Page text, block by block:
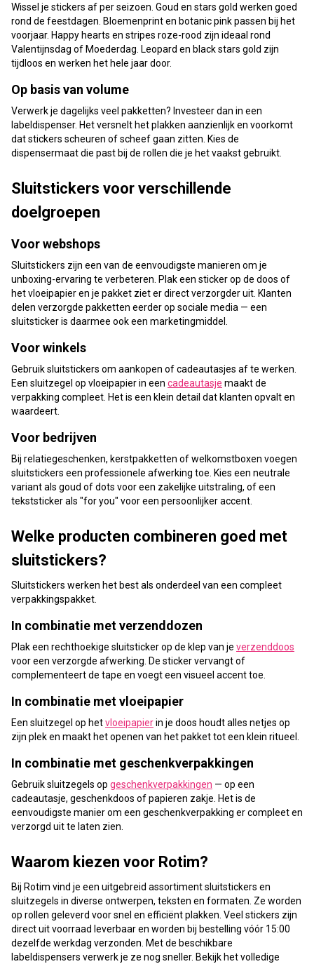
Wissel je stickers af per seizoen. Goud en stars gold werken goed
rond de feestdagen. Bloemenprint en botanic pink passen bij het
voorjaar. Happy hearts en stripes roze-rood zijn ideaal rond
Valentijnsdag of Moederdag. Leopard en black stars gold zijn
tijdloos en werken het hele jaar door.
Op basis van volume
Verwerk je dagelijks veel pakketten? Investeer dan in een
labeldispenser. Het versnelt het plakken aanzienlijk en voorkomt
dat stickers scheuren of scheef gaan zitten. Kies de
dispensermaat die past bij de rollen die je het vaakst gebruikt.
Sluitstickers voor verschillende
doelgroepen
Voor webshops
Sluitstickers zijn een van de eenvoudigste manieren om je
unboxing-ervaring te verbeteren. Plak een sticker op de doos of
het vloeipapier en je pakket ziet er direct verzorgder uit. Klanten
delen verzorgde pakketten eerder op sociale media — een
sluitsticker is daarmee ook een marketingmiddel.
Voor winkels
Gebruik sluitstickers om aankopen of cadeautasjes af te werken.
Een sluitzegel op vloeipapier in een cadeautasje maakt de
verpakking compleet. Het is een klein detail dat klanten opvalt en
waardeert.
Voor bedrijven
Bij relatiegeschenken, kerstpakketten of welkomstboxen voegen
sluitstickers een professionele afwerking toe. Kies een neutrale
variant als goud of dots voor een zakelijke uitstraling, of een
tekststicker als "for you" voor een persoonlijker accent.
Welke producten combineren goed met
sluitstickers?
Sluitstickers werken het best als onderdeel van een compleet
verpakkingspakket.
In combinatie met verzenddozen
Plak een rechthoekige sluitsticker op de klep van je verzenddoos
voor een verzorgde afwerking. De sticker vervangt of
complementeert de tape en voegt een visueel accent toe.
In combinatie met vloeipapier
Een sluitzegel op hetvloeipapierin je doos houdt alles netjes op
zijn plek en maakt het openen van het pakket tot een klein ritueel.
In combinatie met geschenkverpakkingen
Gebruik sluitzegels op geschenkverpakkingen — op een
cadeautasje, geschenkdoos of papieren zakje. Het is de
eenvoudigste manier om een geschenkverpakking er compleet en
verzorgd uit te laten zien.
Waarom kiezen voor Rotim?
Bij Rotim vind je een uitgebreid assortiment sluitstickers en
sluitzegels in diverse ontwerpen, teksten en formaten. Ze worden
op rollen geleverd voor snel en efficiënt plakken. Veel stickers zijn
direct uit voorraad leverbaar en worden bij bestelling vóór 15:00
dezelfde werkdag verzonden. Met de beschikbare
labeldispensers verwerk je ze nog sneller. Bekijk het volledige